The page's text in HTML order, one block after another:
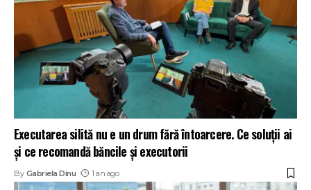
Executarea silită nu e un drum fără întoarcere. Ce soluții ai
și ce recomandă băncile și executorii
By Gabriela Dinu 1 an ago